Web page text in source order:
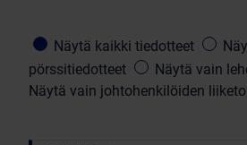
Näytä kaikki tiedotteet
pörssitiedotteet
Näytä vain
Näytä vain johtohenkilöiden